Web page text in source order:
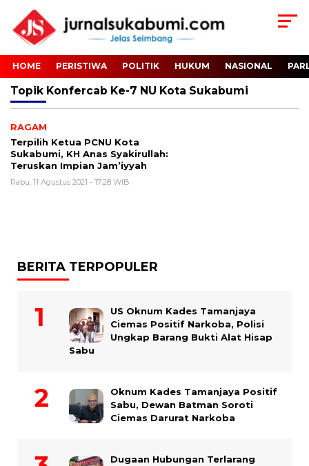
HOME PERISTIWA POLITIK HUKUM NASIONAL
Topik Konfercab Ke-7 NU Kota Sukabumi
RAGAM
Terpilih Ketua PCNU Kota
Sukabumi, KH Anas Syakirullah:
Teruskan Impian Jam’iyyah
Rabu, 11 Agustus 2021 - 17:28 WIB
BERITA TERPOPULER
US Oknum Kades Tamanjaya
Ciemas Positif Narkoba, Polisi
Ungkap Barang Bukti Alat Hisap
Sabu
Oknum Kades Tamanjaya Positif
Sabu, Dewan Batman Soroti
Ciemas Darurat Narkoba
Dugaan Hubungan Terlarang